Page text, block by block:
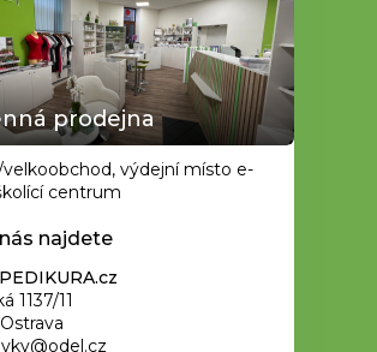
prodejna
výdejní místo e-
centrum
najdete
1137/11